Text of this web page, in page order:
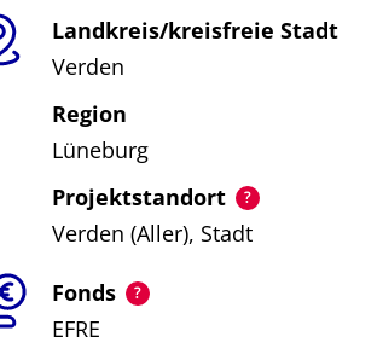
Landkreis/kreisfreie Stadt
Verden
Region
Lüneburg
Projektstandort
Verden (Aller), Stadt
Fonds
EFRE